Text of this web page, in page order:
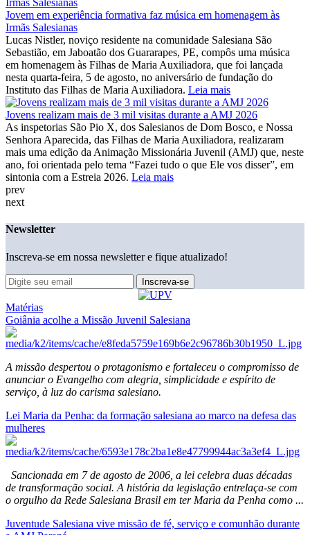
Jovem em experiência formativa faz música em homenagem às
Irmãs Salesianas
Lucas Nistler, noviço residente na comunidade Salesiana São
Sebastião, em Jaboatão dos Guararapes, PE, compôs uma música
em homenagem às Filhas de Maria Auxiliadora, que foi lançada
nesta quarta-feira, 5 de agosto, no aniversário de fundação do
Instituto das Filhas de Maria Auxiliadora. Leia mais
Jovens realizam mais de 3 mil visitas durante a AMJ 2026
As inspetorias São Pio X, dos Salesianos de Dom Bosco, e Nossa
Senhora Aparecida, das Filhas de Maria Auxiliadora, realizaram
mais uma edição da Animação Missionária Juvenil (AMJ) que, neste
ano, foi orientada pelo tema “Fazei tudo o que Ele vos disser”, em
sintonia com a Estreia 2026. Leia mais
prev
next
Newsletter
Inscreva-se em nossa newsletter e fique atualizado!
Matérias
Goiânia acolhe a Missão Juvenil Salesiana
A missão despertou o protagonismo e fortaleceu o compromisso de
anunciar o Evangelho com alegria, simplicidade e espírito de
serviço, à luz do carisma salesiano.
Lei Maria da Penha: da formação salesiana ao marco na defesa das
mulheres
Sancionada em 7 de agosto de 2006, a lei celebra duas décadas
de transformação social. A história da legislação entrelaça-se com
o orgulho da Rede Salesiana Brasil em ter Maria da Penha como ...
Juventude Salesiana vive missão de fé, serviço e comunhão durante